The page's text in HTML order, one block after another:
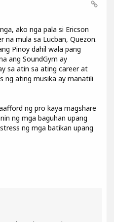
ako nga pala si Ericson
na mula sa Lucban, Quezon.
Pinoy dahil wala pang
ang SoundGym ay
sa atin sa ating career at
ng ating musika ay manatili
ng pro kaya magshare
ng mga baguhan upang
ng mga batikan upang